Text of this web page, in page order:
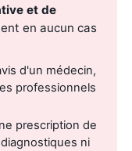
et de
en aucun cas
d'un médecin,
professionnels
prescription de
ni